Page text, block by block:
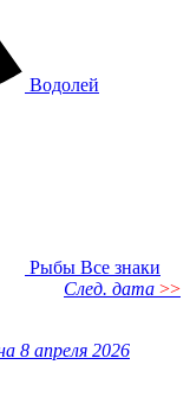
Водолей
Рыбы Все знаки
След. дата >>
8 апреля 2026